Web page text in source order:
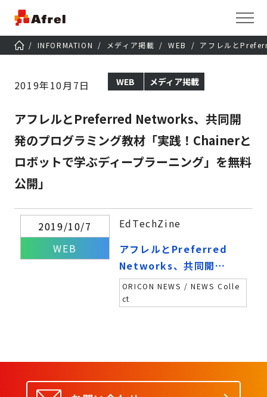
INFORMATION メディア掲載 WEB アフレルと
2019年10月7日 WEB メディア掲載
アフレルとPreferred Networks、共同開
発のプログラミング教材「実践！Chainerと
ロボットで学ぶディープラーニング」を無料
公開」
2019/10/7
WEB
EdTechZine
アフレルとPreferred
Networks、共同開発
のプログラミング教材
「実践！Chainerとロ
ORICON NEWS / NEWS Colle
ct